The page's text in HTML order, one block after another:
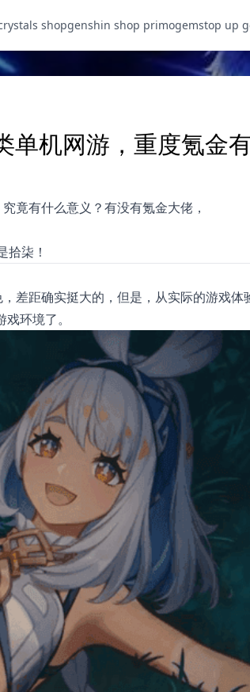
shopgenshin shop primogemstop up
单机网游，重度氪金
竟有什么意义？有没有氪金大佬，
拾柒！
差距确实挺大的，但是，从实际的游戏体
环境了。